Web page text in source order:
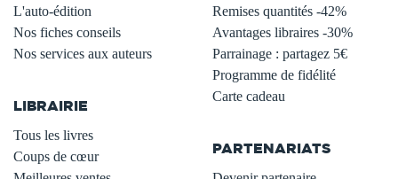
L'auto-édition
Nos fiches conseils
Nos services aux auteurs
LIBRAIRIE
Tous les livres
Coups de cœur
Remises quantités -42%
Avantages libraires -30%
Parrainage : partagez 5€
Programme de fidélité
Carte cadeau
PARTENARIATS